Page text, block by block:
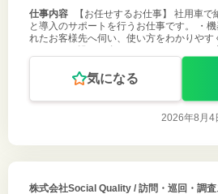
仕事内容
【お任せするお仕事】 社用車
と導入のサポートを行うお仕事です。 ・
れたお客様先へ伺い、使い方をわかりやす
ニュアルに沿って進めるので、はじめての
できる調整を行
気になる
2026年8月4
株式会社Social Quality/ 訪問・巡回・調査